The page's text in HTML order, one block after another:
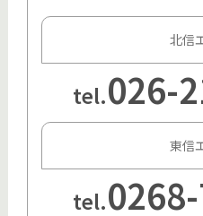
北信
tel.026-
東信
tel.